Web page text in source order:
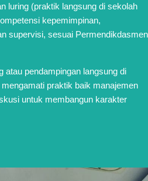
luring (praktik langsung di sekolah
kepemimpinan,
supervisi, sesuai Permendikdasmen
atau pendampingan langsung di
praktik baik manajemen
untuk membangun karakter